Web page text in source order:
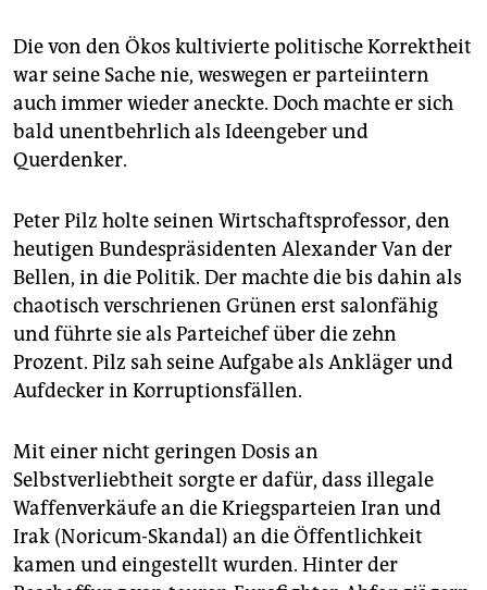
Die von den Ökos kultivierte politische Korrektheit
war seine Sache nie, weswegen er parteiintern
auch immer wieder aneckte. Doch machte er sich
bald unentbehrlich als Ideengeber und
Querdenker.
Peter Pilz holte seinen Wirtschaftsprofessor, den
heutigen Bundespräsidenten Alexander Van der
Bellen, in die Politik. Der machte die bis dahin als
chaotisch verschrienen Grünen erst salonfähig
und führte sie als Parteichef über die zehn
Prozent. Pilz sah seine Aufgabe als Ankläger und
Aufdecker in Korruptionsfällen.
Mit einer nicht geringen Dosis an
Selbstverliebtheit sorgte er dafür, dass illegale
Waffenverkäufe an die Kriegsparteien Iran und
Irak (Noricum-Skandal) an die Öffentlichkeit
kamen und eingestellt wurden. Hinter der